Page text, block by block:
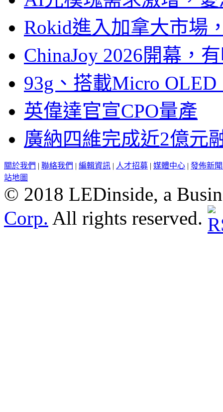
Rokid進入加拿大市場
ChinaJoy 2026開幕，
93g、搭載Micro
英偉達官宣CPO量產
廣納四維完成近2億元
關於我們 | 聯絡我們 | 編輯資訊 | 人才招募 | 媒體中心 | 發佈新
站地圖
© 2018 LEDinside, a
Corp. All rights reserved.